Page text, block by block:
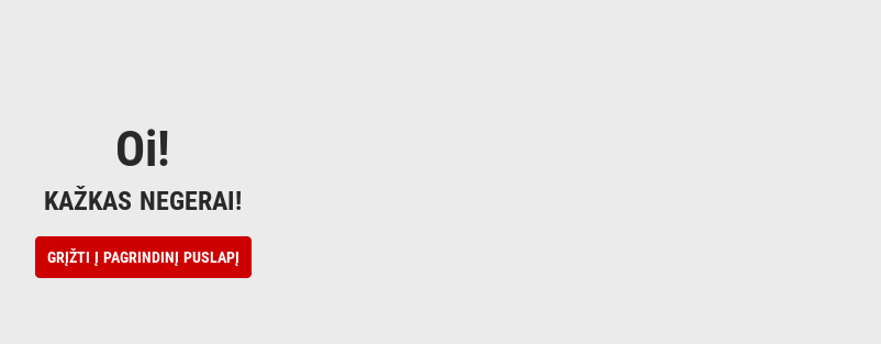
Oi!
KAŽKAS NEGERAI!
GRĮŽTI Į PAGRINDINĮ PUSLAPĮ